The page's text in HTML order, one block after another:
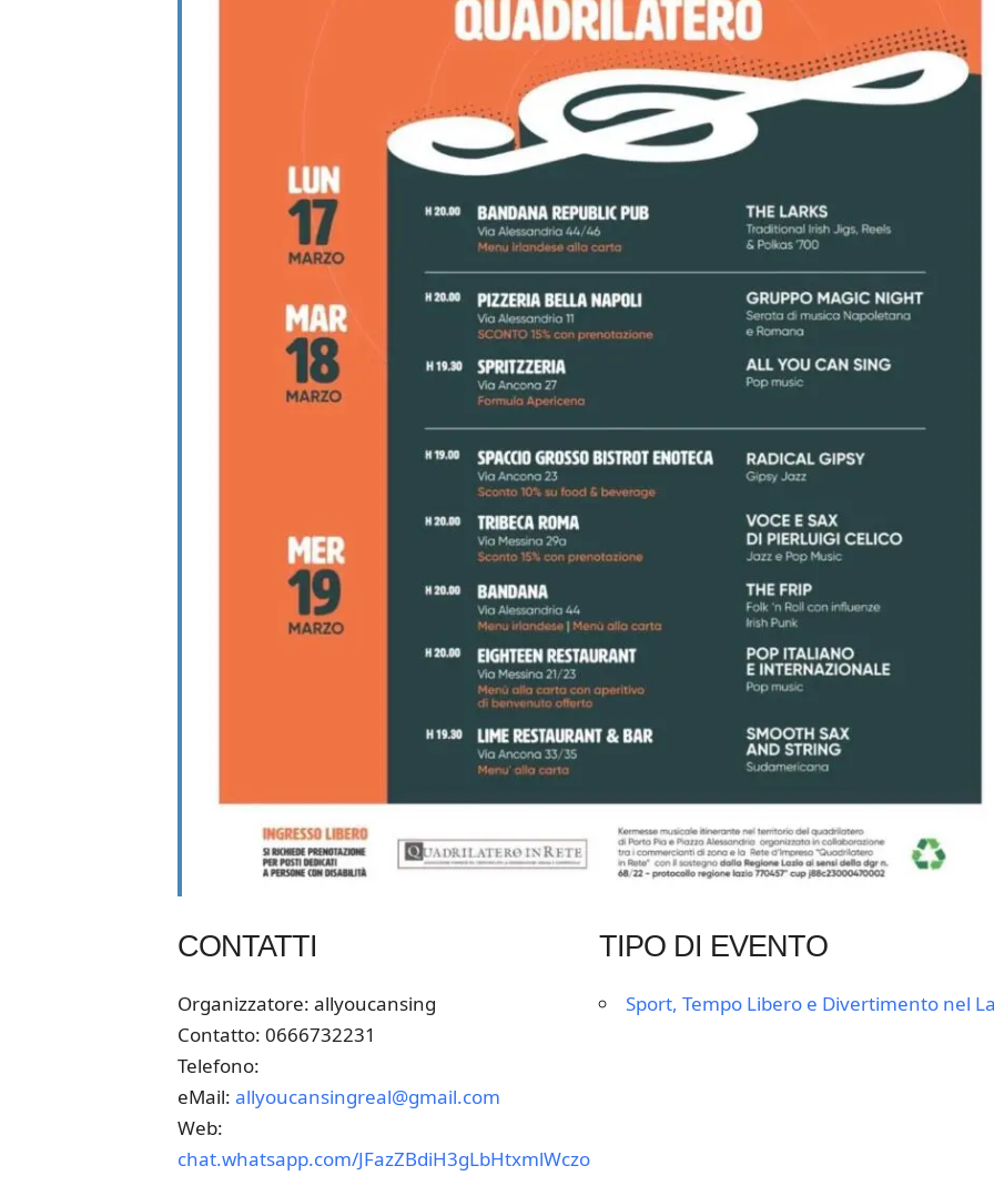
CONTATTI
Organizzatore: allyoucansing
Contatto: 0666732231
Telefono:
eMail: allyoucansingreal@gmail.com
Web:
chat.whatsapp.com/JFazZBdiH3gLbHtxmlWczo
TIPO DI EVENTO
Sport, Tempo Libero e Divertimento nel